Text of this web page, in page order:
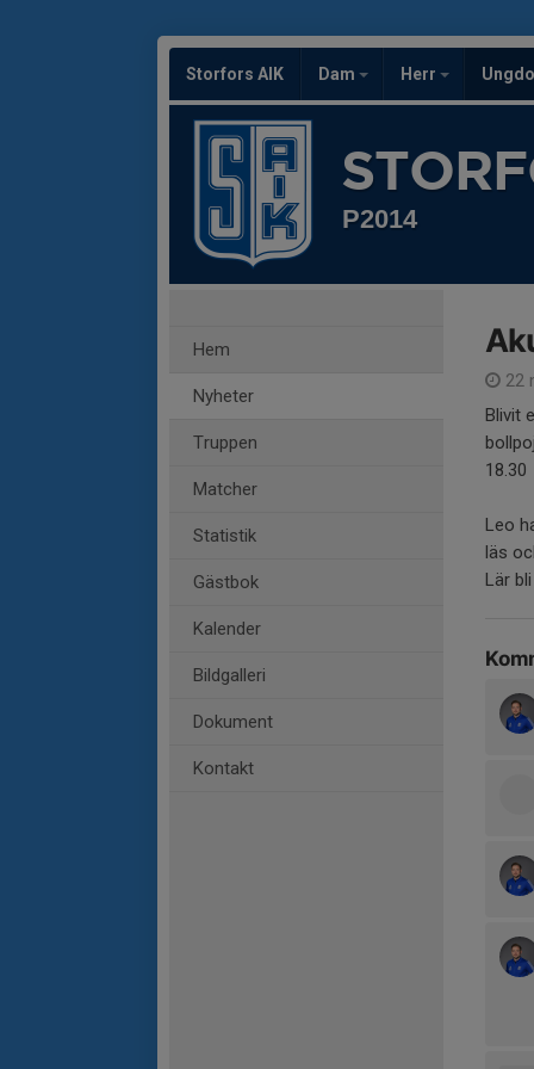
Storfors AIK Dam Herr
P2014
Hem
Nyheter
Truppen
Matcher
Statistik
Gästbok
Kalender
Bildgalleri
Dokument
Kontakt
22
Blivit
18.30
Leo
läs
Lär